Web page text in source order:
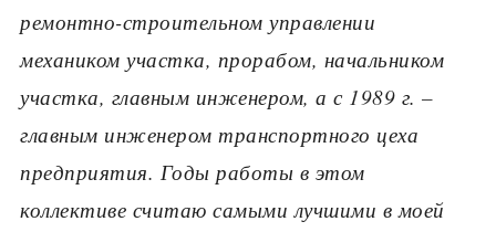
ремонтно-строительном управлении
механиком участка, прорабом, начальником
участка, главным инженером, а с 1989 г. –
главным инженером транспортного цеха
предприятия. Годы работы в этом
коллективе считаю самыми лучшими в моей